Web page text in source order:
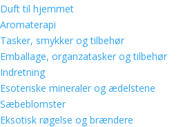
Duft til hjemmet
Aromaterapi
Tasker, smykker og tilbehør
Emballage, organzatasker og tilbehør
Indretning
Esoteriske mineraler og ædelstene
Sæbeblomster
Eksotisk røgelse og brændere